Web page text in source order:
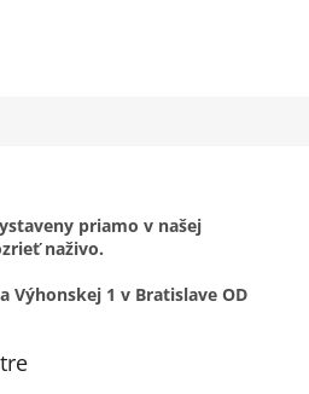
priamo v našej
naživo.
Výhonskej 1 v Bratislave OD